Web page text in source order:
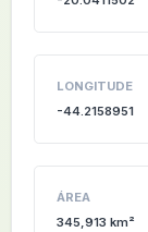
LONGITUDE
-44.2158951
ÁREA
345,913 km²